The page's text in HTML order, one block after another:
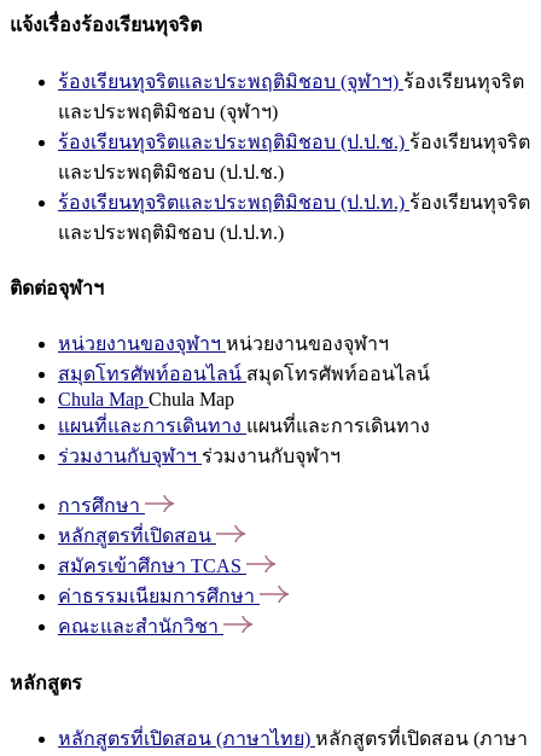
แจ้งเรื่องร้องเรียนทุจริต
ร้องเรียนทุจริตและประพฤติมิชอบ (จุฬาฯ) ร้องเรียนทุจริต
และประพฤติมิชอบ (จุฬาฯ)
ร้องเรียนทุจริตและประพฤติมิชอบ (ป.ป.ช.) ร้องเรียนทุจริต
และประพฤติมิชอบ (ป.ป.ช.)
ร้องเรียนทุจริตและประพฤติมิชอบ (ป.ป.ท.) ร้องเรียนทุจริต
และประพฤติมิชอบ (ป.ป.ท.)
ติดต่อจุฬาฯ
หน่วยงานของจุฬาฯ หน่วยงานของจุฬาฯ
สมุดโทรศัพท์ออนไลน์ สมุดโทรศัพท์ออนไลน์
Chula Map Chula Map
แผนที่และการเดินทาง แผนที่และการเดินทาง
ร่วมงานกับจุฬาฯ ร่วมงานกับจุฬาฯ
การศึกษา
หลักสูตรที่เปิดสอน
สมัครเข้าศึกษา TCAS
ค่าธรรมเนียมการศึกษา
คณะและสำนักวิชา
หลักสูตร
หลักสูตรที่เปิดสอน (ภาษาไทย) หลักสูตรที่เปิดสอน (ภาษา